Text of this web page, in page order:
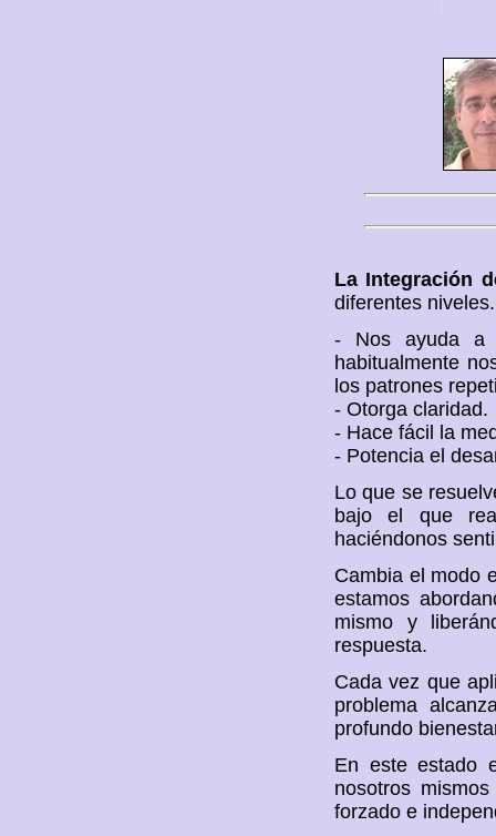
La Integración
diferentes niveles.
- Nos ayuda a
habitualmente
los patrones
- Otorga claridad.
- Hace fácil la
- Potencia el
Lo que se
bajo el que
haciéndonos
Cambia el modo
estamos
mismo y
respuesta.
Cada vez que
problema
profundo
En este estado
nosotros
forzado e